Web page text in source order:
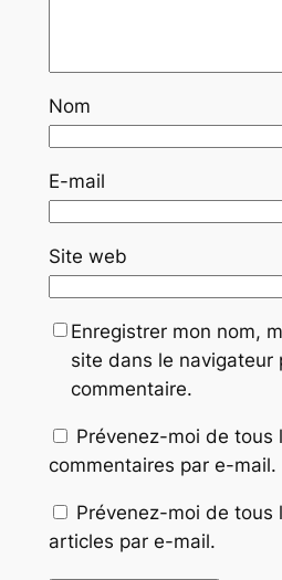
Nom
E-mail
Site web
Enregistrer mon nom,
site dans le navigateur
commentaire.
Prévenez-moi de tous
commentaires par e-mail.
Prévenez-moi de tous
articles par e-mail.